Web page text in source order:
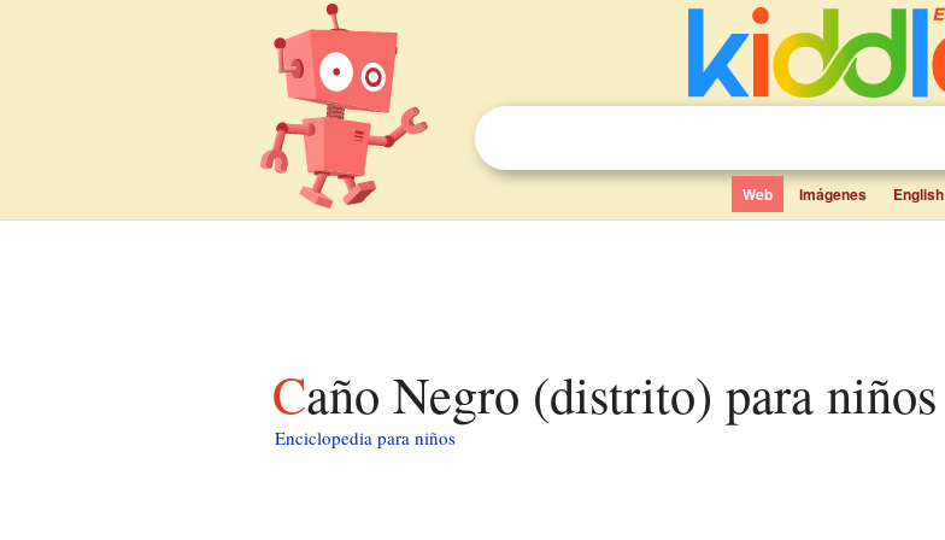
Web Imágenes English
Caño Negro (distrito) para niños
Enciclopedia para niños